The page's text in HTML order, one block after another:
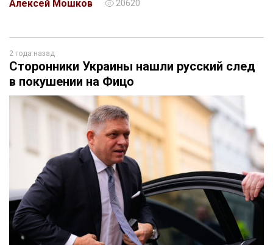
Алексей Мошков
20620
2 года назад
Сторонники Украины нашли русский след
в покушении на Фицо